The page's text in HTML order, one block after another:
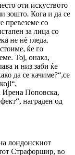
оти искуството
зошто. Кога и да се
превеземе со
за лица со
не нѐ гледа.
ќе го
Тој, онака,
и низ заби ќе
да се качиме?“,се
Ирена Поповска,
награден од
лондонскиот
Страфоршир, во